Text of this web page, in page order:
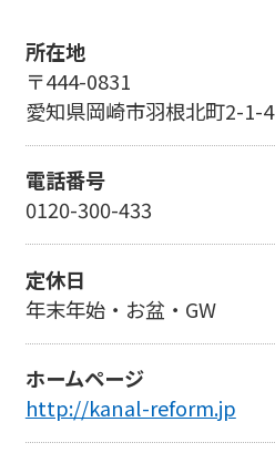
所在地
〒444-0831
愛知県岡崎市羽根北町2-1-4
電話番号
0120-300-433
定休日
年末年始・お盆・GW
ホームページ
http://kanal-reform.jp